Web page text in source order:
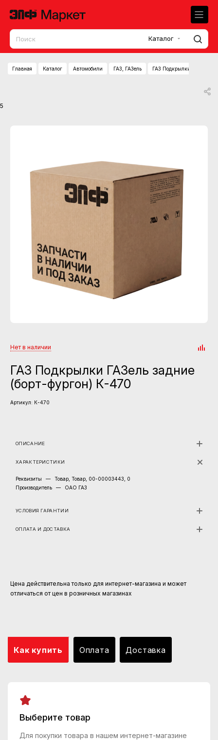
Каталог
Главная Каталог Автомобили ГАЗ, ГАЗель ГАЗ Подкрылки ГАЗель
5
Нет в наличии
ГАЗ Подкрылки ГАЗель задние
(борт-фургон) К-470
Артикул: К-470
ОПИСАНИЕ
ХАРАКТЕРИСТИКИ
Реквизиты —
Товар, Товар, 00-00003443, 0
Производитель
— ОАО ГАЗ
УСЛОВИЯ ГАРАНТИИ
ОПЛАТА И ДОСТАВКА
Цена действительна только для интернет-магазина и может
отличаться от цен в розничных магазинах
Как купить Оплата Доставка
Выберите товар
Для покупки товара в нашем интернет-магазине